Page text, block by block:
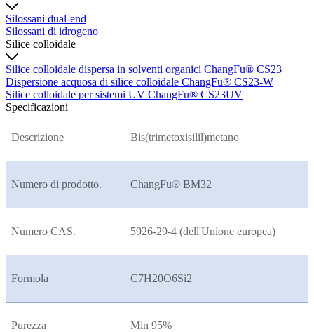
Silossani dual-end
Silossani di idrogeno
Silice colloidale
Silice colloidale dispersa in solventi organici ChangFu® CS23
Dispersione acquosa di silice colloidale ChangFu® CS23-W
Silice colloidale per sistemi UV ChangFu® CS23UV
Specificazioni
Descrizione Bis(trimetoxisilil)metano
Numero di prodotto. ChangFu® BM32
Numero CAS. 5926-29-4 (dell'Unione europea)
Formola C7H20O6Si2
Purezza Min 95%